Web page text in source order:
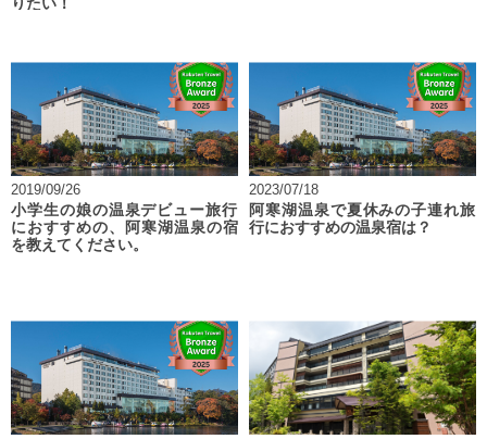
りたい！
2019/09/26
小学生の娘の温泉デビュー旅行
におすすめの、阿寒湖温泉の宿
を教えてください。
2023/07/18
阿寒湖温泉で夏休みの子連れ旅
行におすすめの温泉宿は？